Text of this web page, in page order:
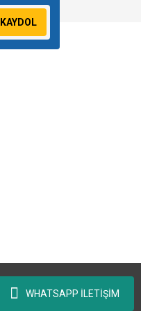
WHATSAPP İLETİŞİM
KAYDOL